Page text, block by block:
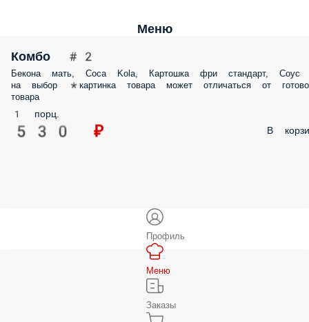
Меню
Комбо #2
Бекона мать, Coca Kola, Картошка фри стандарт, Соус
на выбор *картинка товара может отличаться от
товара
1 порц.
530 ₽ В
Профиль
Меню
Заказы